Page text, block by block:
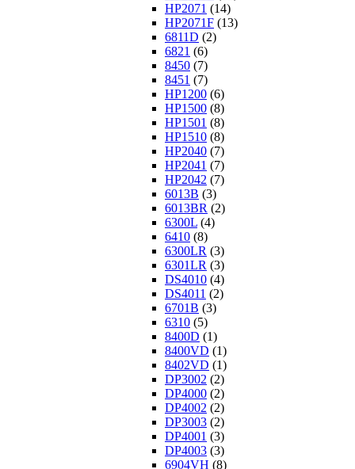
HP2071 (14)
HP2071F (13)
6811D (2)
6821 (6)
8450 (7)
8451 (7)
HP1200 (6)
HP1500 (8)
HP1501 (8)
HP1510 (8)
HP2040 (7)
HP2041 (7)
HP2042 (7)
6013B (3)
6013BR (2)
6300L (4)
6410 (8)
6300LR (3)
6301LR (3)
DS4010 (4)
DS4011 (2)
6701B (3)
6310 (5)
8400D (1)
8400VD (1)
8402VD (1)
DP3002 (2)
DP4000 (2)
DP4002 (2)
DP3003 (2)
DP4001 (3)
DP4003 (3)
6904VH (8)